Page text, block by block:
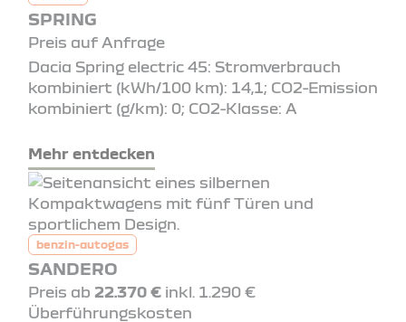
SPRING
Preis auf Anfrage
Dacia Spring electric 45: Stromverbrauch
kombiniert (kWh/100 km): 14,1; CO2-Emission
kombiniert (g/km): 0; CO2-Klasse: A
Mehr entdecken
benzin-autogas
SANDERO
Preis ab 22.370 € inkl. 1.290 €
Überführungskosten